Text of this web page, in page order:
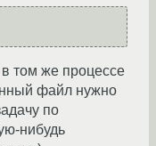
в том же процессе
файл нужно
по
нибудь